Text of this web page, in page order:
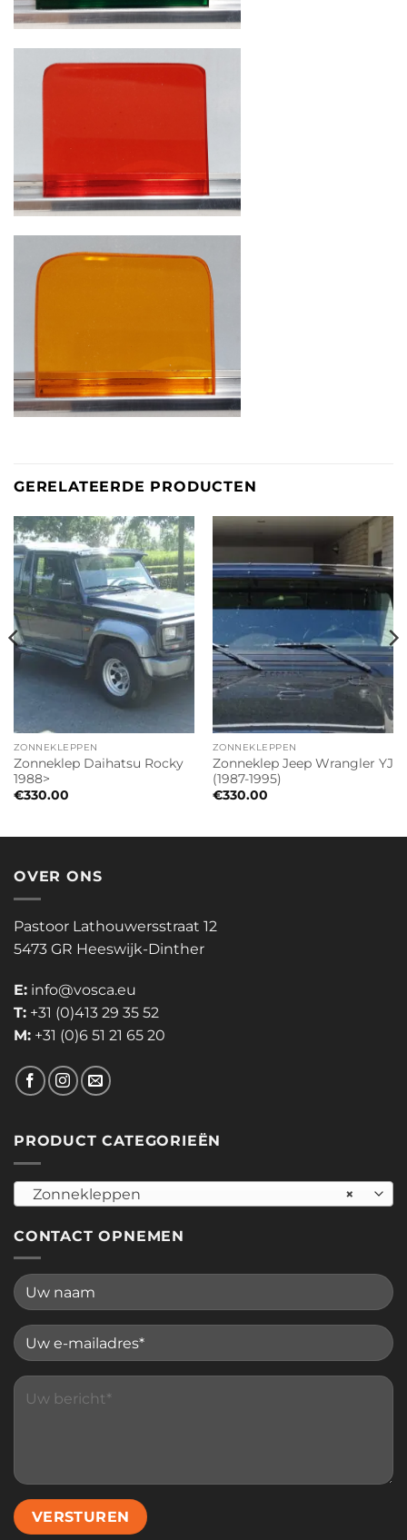
GERELATEERDE PRODUCTEN
ZONNEKLEPPEN
Zonneklep Daihatsu Rocky
1988>
€330.00
ZONNEKLEPPEN
Zonneklep Jeep Wrangler YJ
(1987-1995)
€330.00
OVER ONS
Pastoor Lathouwersstraat 12
5473 GR Heeswijk-Dinther
E: info@vosca.eu
T: +31 (0)413 29 35 52
M: +31 (0)6 51 21 65 20
PRODUCT CATEGORIEËN
×
Zonnekleppen
CONTACT OPNEMEN
Please leave this field empty.